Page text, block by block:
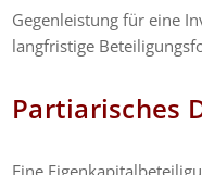
Gegenleistung für eine
langfristige
Partiarisches